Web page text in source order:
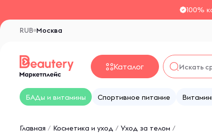
100%
Москва
RUB
Каталог
БАДы и витамины Спортивное питание
Главная / Косметика и уход / Уход за телом /